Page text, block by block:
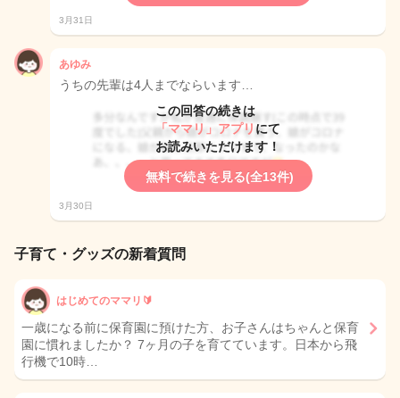
3月31日
あゆみ
うちの先輩は4人までならいます…
この回答の続きは
「ママリ」アプリ にて
お読みいただけます！
無料で続きを見る(全13件)
3月30日
子育て・グッズの新着質問
はじめてのママリ🔰
一歳になる前に保育園に預けた方、お子さんはちゃんと保育
園に慣れましたか？ 7ヶ月の子を育てています。日本から飛
行機で10時…